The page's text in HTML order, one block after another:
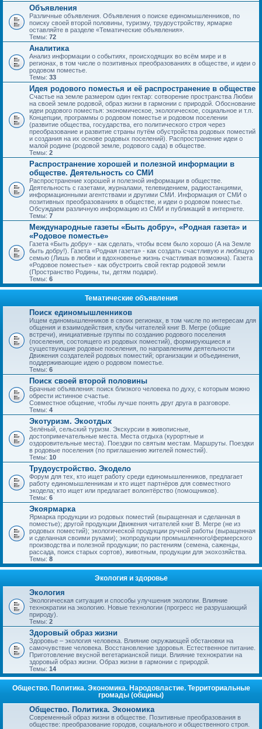
Объявления
Различные объявления. Объявления о поиске единомышленников, по
поиску своей второй половины, туризму, трудоустройству, ярмарке
оставляйте в разделе «Тематические объявления».
Темы: 72
Аналитика
Анализ информации о событиях, происходящих во всём мире и в
регионах, в том числе о позитивных преобразованиях в обществе, и идеи о
родовом поместье.
Темы: 33
Идея родового поместья и её распространение в обществе
Счастье на земле размером один гектар: сотворение пространства Любви
на своей земле родовой, образ жизни в гармонии с природой. Обоснование
идеи родового поместья: экономическое, экологическое, социальное и т.п.
Концепции, программы о родовом поместье и родовом поселении
(развитие общества, государства, его политического строя через
преобразование и развитие страны путём обустройства родовых поместий
и создания на их основе родовых поселений). Распространение идеи о
малой родине (родовой земле, родового сада) в обществе.
Темы: 2
Распространение хорошей и полезной информации в
обществе. Деятельность со СМИ
Распространение хорошей и полезной информации в обществе.
Деятельность с газетами, журналами, телевидением, радиостанциями,
информационными агентствами и другими СМИ. Информация от СМИ о
позитивных преобразованиях в обществе, и идеи о родовом поместье.
Обсуждаем различную информацию из СМИ и публикаций в интернете.
Темы: 7
Международные газеты «Быть добру», «Родная газета» и
«Родовое поместье»
Газета «Быть добру» - как сделать, чтобы всем было хорошо (А на Земле
быть добру!). Газета «Родная газета» - как создать счастливую и любящую
семью (Лишь в любви и вдохновенье жизнь счастливая возможна). Газета
«Родовое поместье» - как обустроить свой гектар родовой земли
(Пространство Родины, ты, детям подари).
Темы: 6
Тематические объявления
Поиск единомышленников
Ищем единомышленников в своих регионах, в том числе по интересам для
общения и взаимодействия, клубы читателей книг В. Мегре (общие
встречи), инициативные группы по созданию родового поселения
(поселения, состоящего из родовых поместий), формирующиеся и
существующие родовые поселения, по направлениям деятельности
Движения создателей родовых поместий; организации и объединения,
поддерживающие идею о родовом поместье.
Темы: 6
Поиск своей второй половины
Брачные объявления: поиск близкого человека по духу, с которым можно
обрести истинное счастье.
Совместное общение, чтобы лучше понять друг друга в разговоре.
Темы: 4
Экотуризм. Экоотдых
Зелёный, сельский туризм. Экскурсии в живописные,
достопримечательные места. Места отдыха (курортные и
оздоровительные места). Поездки по святым местам. Маршруты. Поездки
в родовые поселения (по приглашению жителей поместий).
Темы: 10
Трудоустройство. Экодело
Форум для тех, кто ищет работу среди единомышленников, предлагает
работу единомышленникам и кто ищет партнёров для совместного
экодела; кто ищет или предлагает волонтёрство (помощников).
Темы: 6
Экоярмарка
Ярмарка продукции из родовых поместий (выращенная и сделанная в
поместье); другой продукции Движения читателей книг В. Мегре (не из
родовых поместий); экологической продукции ручной работы (выращенная
и сделанная своими руками); экопродукции промышленного/фермерского
производства и полезной продукции; по растениям (семена, саженцы,
рассада, поиск старых сортов), животным, продукции для экохозяйства.
Темы: 8
Экология и здоровье
Экология
Экологическая ситуация и способы улучшения экологии. Влияние
технократии на экологию. Новые технологии (прогресс не разрушающий
природу).
Темы: 2
Здоровый образ жизни
Здоровье – экология человека. Влияние окружающей обстановки на
самочувствие человека. Восстановление здоровья. Естественное питание.
Приготовление вкусной вегетарианской пищи. Влияние технократии на
здоровый образ жизни. Образ жизни в гармонии с природой.
Темы: 14
Общество. Политика. Экономика. Народовластие. Территориальные
громады (общины)
Общество. Политика. Экономика
Современный образ жизни в обществе. Позитивные преобразования в
обществе: преобразование городов, социального и общественного строя.